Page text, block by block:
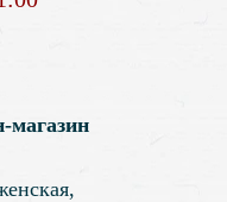
магазин